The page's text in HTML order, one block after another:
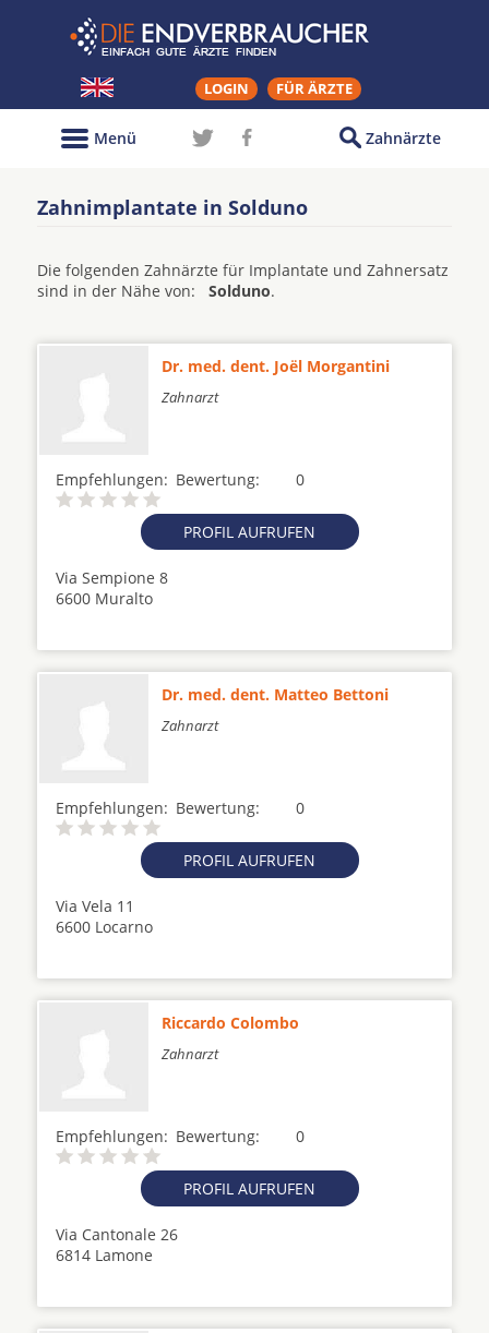
LOGIN FÜR ÄRZTE
Zahnärzte
Menü
Zahnimplantate in Solduno
Die folgenden Zahnärzte für Implantate und Zahnersatz
sind in der Nähe von: Solduno.
Dr. med. dent. Joël Morgantini
Zahnarzt
Empfehlungen: 0
Bewertung:
PROFIL AUFRUFEN
Via Sempione 8
6600 Muralto
Dr. med. dent. Matteo Bettoni
Zahnarzt
Empfehlungen: 0
Bewertung:
PROFIL AUFRUFEN
Via Vela 11
6600 Locarno
Riccardo Colombo
Zahnarzt
Empfehlungen: 0
Bewertung:
PROFIL AUFRUFEN
Via Cantonale 26
6814 Lamone